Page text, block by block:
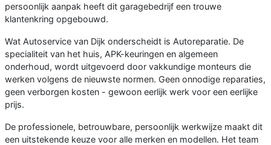
persoonlijk aanpak heeft dit garagebedrijf een trouwe
klantenkring opgebouwd.
Wat Autoservice van Dijk onderscheidt is Autoreparatie. De
specialiteit van het huis, APK-keuringen en algemeen
onderhoud, wordt uitgevoerd door vakkundige monteurs die
werken volgens de nieuwste normen. Geen onnodige reparaties,
geen verborgen kosten - gewoon eerlijk werk voor een eerlijke
prijs.
De professionele, betrouwbare, persoonlijk werkwijze maakt dit
een uitstekende keuze voor alle merken en modellen. Het team